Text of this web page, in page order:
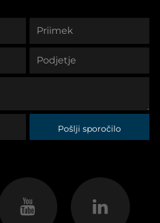
Pošlji sporočilo